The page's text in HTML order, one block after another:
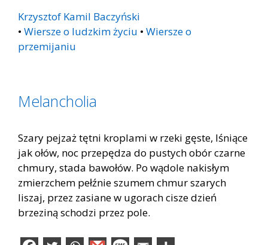
Krzysztof Kamil Baczyński
• Wiersze o ludzkim życiu • Wiersze o
przemijaniu
Melancholia
Szary pejzaż tętni kroplami w rzeki gęste, lśniące
jak ołów, noc przepędza do pustych obór czarne
chmury, stada bawołów. Po wądole nakisłym
zmierzchem pełźnie szumem chmur szarych
liszaj, przez zasiane w ugorach cisze dzień
brzeziną schodzi przez pole.